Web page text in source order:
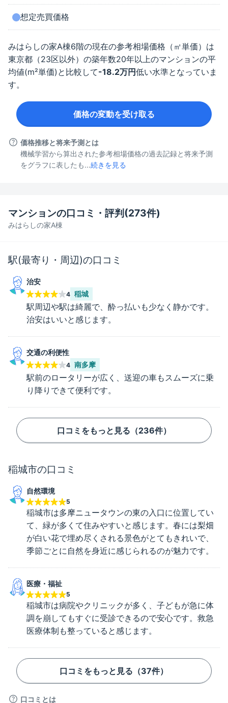
想定売買価格
みはらしの家A棟6階の現在の参考相場価格（㎡単価）は
東京都（23区以外） の築年数20年以上のマンションの平
均値(m²単価)と比較して-18.2万円低い水準となっていま
す。
価格の変動を受け取る
価格推移と将来予測とは
機械学習から算出された参考相場価格の過去記録と将来予測
をグラフに表したも...続きを見る
みはらしの家A棟
マンションの口コミ・評判(273件)
駅(最寄り・周辺)の口コミ
治安
4 稲城
駅周辺や駅は綺麗で、酔っ払いも少なく静かです。
治安はいいと感じます。
交通の利便性
4 南多摩
駅前のロータリーが広く、送迎の車もスムーズに乗
り降りできて便利です。
口コミをもっと見る（236件）
稲城市の口コミ
自然環境
5
稲城市は多摩ニュータウンの東の入口に位置してい
て、緑が多くて住みやすいと感じます。春には梨畑
が白い花で埋め尽くされる景色がとてもきれいで、
季節ごとに自然を身近に感じられるのが魅力です。
医療・福祉
5
稲城市は病院やクリニックが多く、子どもが急に体
調を崩してもすぐに受診できるので安心です。救急
医療体制も整っていると感じます。
口コミをもっと見る（37件）
口コミとは